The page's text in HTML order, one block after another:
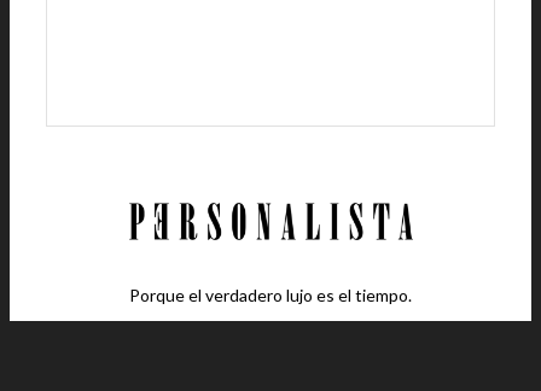
Porque el verdadero lujo es el tiempo.